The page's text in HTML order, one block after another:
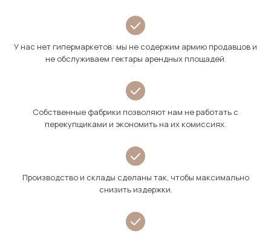
У нас нет гипермаркетов: мы не содержим армию продавцов и
не обслуживаем гектары арендных площадей.
Собственные фабрики позволяют нам не работать с
перекупщиками и экономить на их комиссиях.
Производство и склады сделаны так, чтобы максимально
снизить издержки.